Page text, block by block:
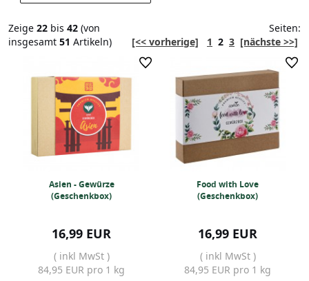
Zeige 22 bis 42 (von
insgesamt 51 Artikeln)
Seiten:
[<< vorherige]
1 2 3 [nächste >>]
Asien - Gewürze
(Geschenkbox)
16,99 EUR
( inkl MwSt )
84,95 EUR pro 1 kg
Food with Love
(Geschenkbox)
16,99 EUR
( inkl MwSt )
84,95 EUR pro 1 kg